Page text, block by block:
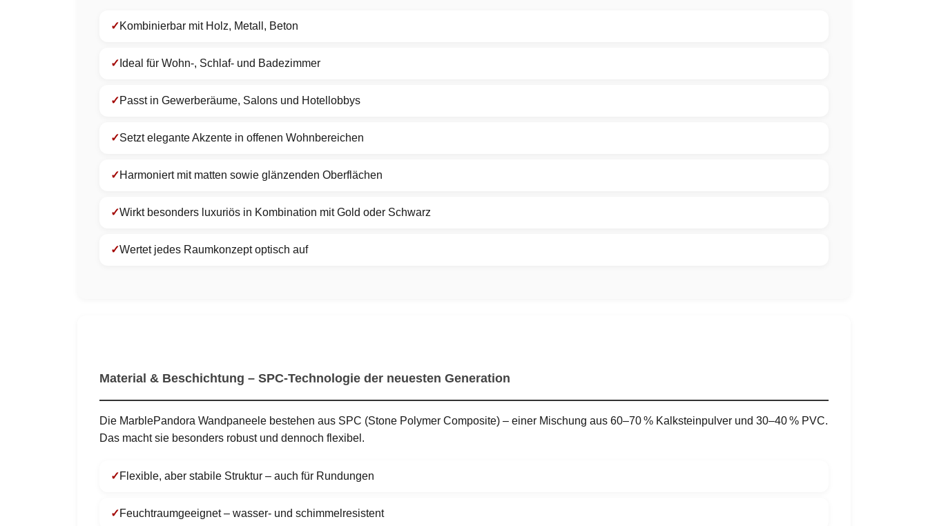
Kombinierbar mit Holz, Metall, Beton
Ideal für Wohn-, Schlaf- und Badezimmer
Passt in Gewerberäume, Salons und Hotellobbys
Setzt elegante Akzente in offenen Wohnbereichen
Harmoniert mit matten sowie glänzenden Oberflächen
Wirkt besonders luxuriös in Kombination mit Gold oder Schwarz
Wertet jedes Raumkonzept optisch auf
Material & Beschichtung – SPC-Technologie der neuesten Generation
Die MarblePandora Wandpaneele bestehen aus SPC (Stone Polymer Composite) – einer Mischung aus 60–70 % Kalksteinpulver und 30–40 % PVC.
Das macht sie besonders robust und dennoch flexibel.
Flexible, aber stabile Struktur – auch für Rundungen
Feuchtraumgeeignet – wasser- und schimmelresistent